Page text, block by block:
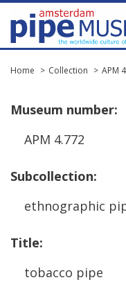
Home Collection APM
Museum number:
APM 4.772
Subcollection:
ethnographic
Title:
tobacco pipe